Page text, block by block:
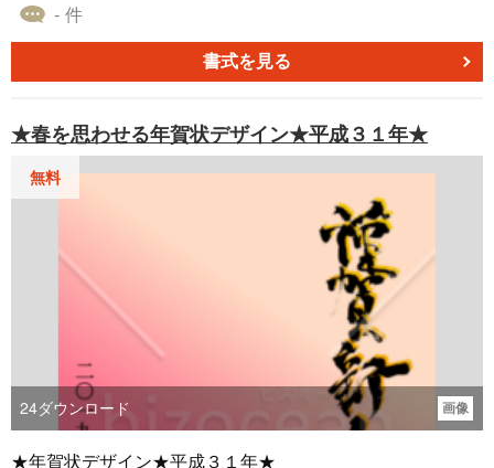
- 件
書式を見る
★春を思わせる年賀状デザイン★平成３１年★
無料
24ダウンロード 画像
★年賀状デザイン★平成３１年★